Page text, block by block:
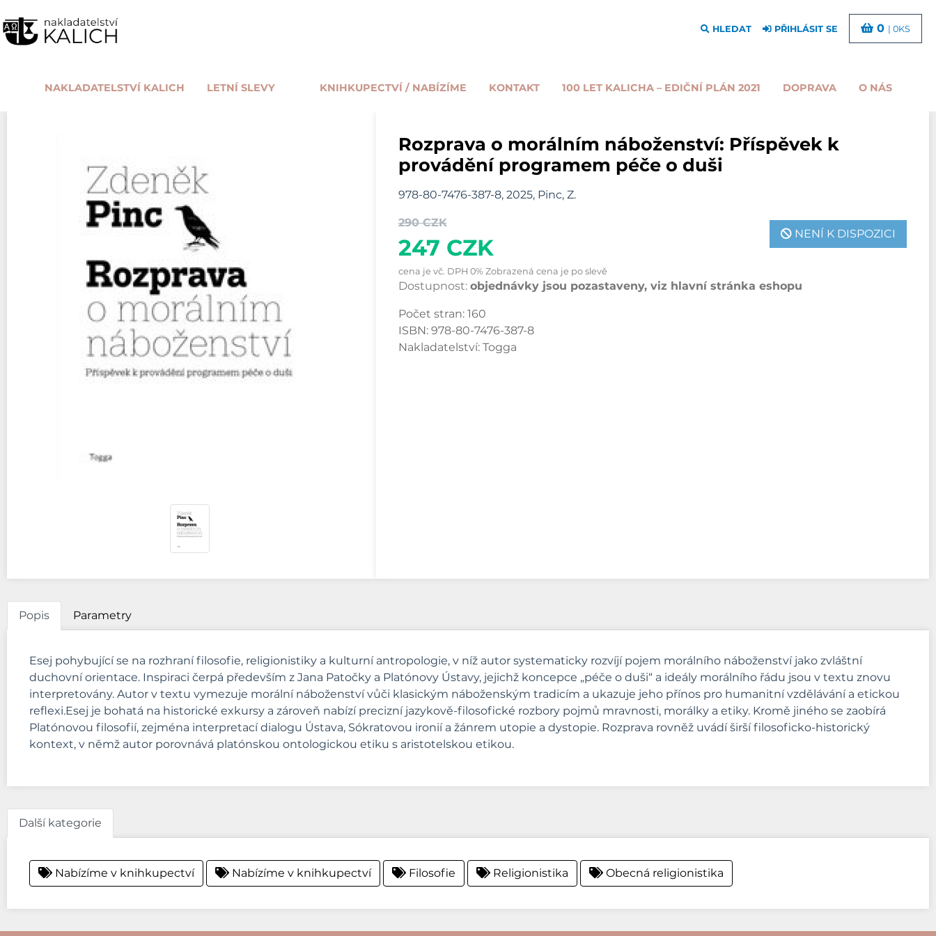
NAKLADATELSTVÍ KALICH LETNÍ SLEVY KNIHKUPECTVÍ / NABÍZÍME KONTAKT 100 LET KALICHA – EDIČNÍ PLÁN 2021 DOPRAVA O NÁS
HLEDAT PŘIHLÁSIT SE 0 | 0KS
Rozprava o morálním náboženství: Příspěvek k
provádění programem péče o duši
978-80-7476-387-8, 2025, Pinc, Z.
290 CZK
247 CZK
NENÍ K DISPOZICI
cena je vč. DPH 0% Zobrazená cena je po slevě
Dostupnost: objednávky jsou pozastaveny, viz hlavní stránka eshopu
Počet stran: 160
ISBN: 978-80-7476-387-8
Nakladatelství: Togga
Popis Parametry
Esej pohybující se na rozhraní filosofie, religionistiky a kulturní antropologie, v níž autor systematicky rozvíjí pojem morálního náboženství jako zvláštní
duchovní orientace. Inspiraci čerpá především z Jana Patočky a Platónovy Ústavy, jejichž koncepce „péče o duši“ a ideály morálního řádu jsou v textu znovu
interpretovány. Autor v textu vymezuje morální náboženství vůči klasickým náboženským tradicím a ukazuje jeho přínos pro humanitní vzdělávání a etickou
reflexi.Esej je bohatá na historické exkursy a zároveň nabízí precizní jazykově-filosofické rozbory pojmů mravnosti, morálky a etiky. Kromě jiného se zaobírá
Platónovou filosofií, zejména interpretací dialogu Ústava, Sókratovou ironií a žánrem utopie a dystopie. Rozprava rovněž uvádí širší filosoficko-historický
kontext, v němž autor porovnává platónskou ontologickou etiku s aristotelskou etikou.
Další kategorie
Nabízíme v knihkupectví Nabízíme v knihkupectví Filosofie Religionistika Obecná religionistika